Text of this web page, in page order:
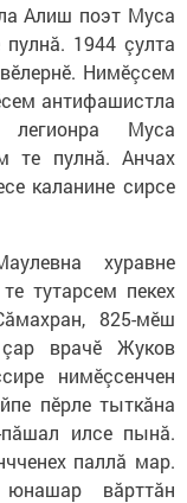
Алиш поэт Муса
1944 çулта
Нимӗçсем
антифашистла
легионра Муса
те пулнă. Анчах
каланине сирсе
хуравне
тутарсем пекех
825-мӗш
çар врачӗ Жуков
нимӗçсенчен
пӗрле тыткăна
илсе пынă.
паллă мар.
вăрттăн